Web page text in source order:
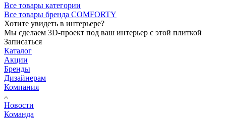
Все товары категории
Все товары бренда COMFORTY
Хотите увидеть в интерьере?
Мы сделаем 3D-проект под ваш интерьер с этой плиткой
Записаться
Каталог
Акции
Бренды
Дизайнерам
Компания
Новости
Команда